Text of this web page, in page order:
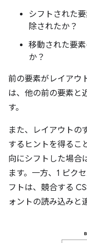
シフトされた
除されたか？
移動された要
か？
前の要素がレイアウ
は、他の前の要素と
す。
また、レイアウトの
するヒントを得るこ
向にシフトした場合
ます。一方、1 ピク
フトは、競合する
ォントの読み込みと